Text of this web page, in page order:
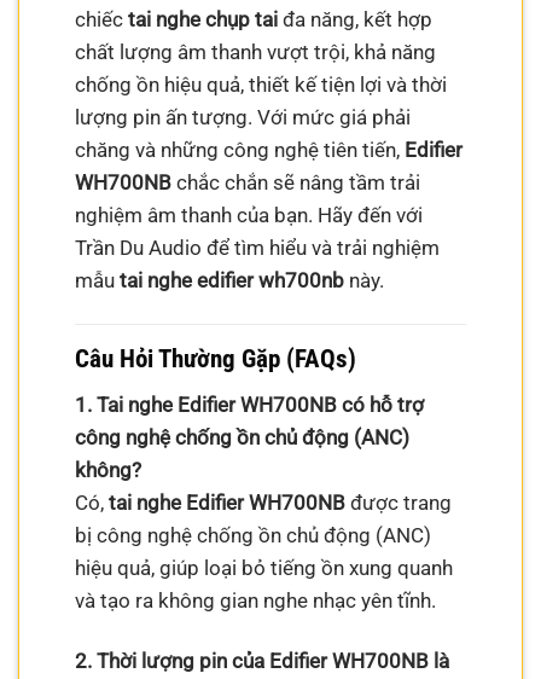
chiếctai nghe chụp tai đa năng, kết hợp
chất lượng âm thanh vượt trội, khả năng
chống ồn hiệu quả, thiết kế tiện lợi và thời
lượng pin ấn tượng. Với mức giá phải
chăng và những công nghệ tiên tiến, Edifier
WH700NB chắc chắn sẽ nâng tầm trải
nghiệm âm thanh của bạn. Hãy đến với
Trần Du Audio để tìm hiểu và trải nghiệm
mẫutai nghe edifier wh700nb này.
Câu Hỏi Thường Gặp (FAQs)
1. Tai nghe Edifier WH700NB có hỗ trợ
công nghệ chống ồn chủ động (ANC)
không?
Có,tai nghe Edifier WH700NB được trang
bị công nghệ chống ồn chủ động (ANC)
hiệu quả, giúp loại bỏ tiếng ồn xung quanh
và tạo ra không gian nghe nhạc yên tĩnh.
2. Thời lượng pin của Edifier WH700NB là